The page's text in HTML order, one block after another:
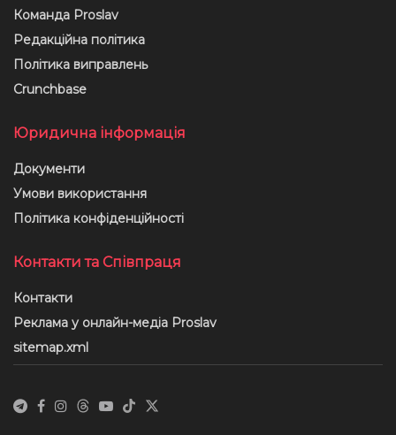
Команда Proslav
Редакційна політика
Політика виправлень
Crunchbase
Юридична інформація
Документи
Умови використання
Політика конфіденційності
Контакти та Співпраця
Контакти
Реклама у онлайн-медіа Proslav
sitemap.xml